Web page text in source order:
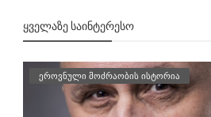
ᲧᲕᲔᲚᲐᲖᲔ ᲡᲐᲘᲜᲢᲔᲠᲔᲡᲝ
ეროვნული მოძრაობის ისტორია